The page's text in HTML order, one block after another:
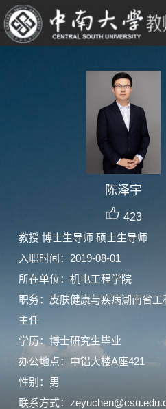
陈泽宇
423
教授 博士生导师 硕士生导师
入职时间：2019-08-01
所在单位：机电工程学院
职务：皮肤健康与疾病湖南省工
主任
学历：博士研究生毕业
办公地点：中铝大楼A座421
性别：男
联系方式：